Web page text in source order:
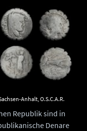
Anhalt, O.S.C.A.R.
Republik sind in
Denare